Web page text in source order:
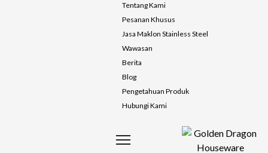
Tentang Kami
Pesanan Khusus
Jasa Maklon Stainless Steel
Wawasan
Berita
Blog
Pengetahuan Produk
Hubungi Kami